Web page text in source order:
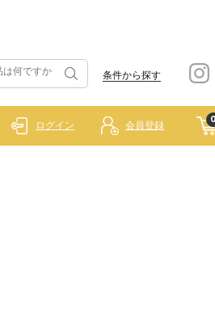
条件から探す
0
ログイン 会員登録